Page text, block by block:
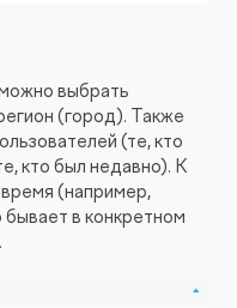
выбрать
(город). Также
(те, кто
кто был недавно). К
(например,
бывает в конкретном